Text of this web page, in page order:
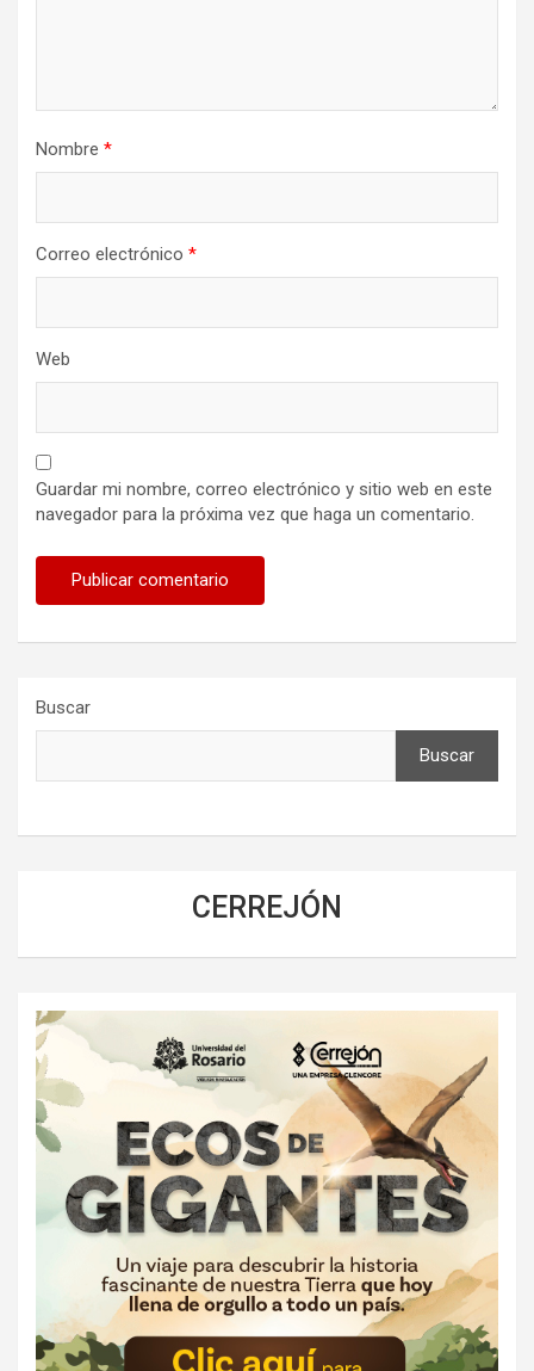
Nombre *
Correo electrónico *
Web
Guardar mi nombre, correo electrónico y sitio web en este
navegador para la próxima vez que haga un comentario.
Buscar
Buscar
CERREJÓN